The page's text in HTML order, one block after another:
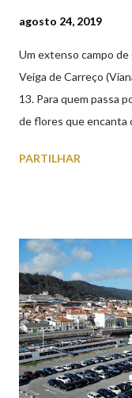
agosto 24, 2019
Um extenso campo de
Veiga de Carreço
13. Para quem passa
de flores que encanta
aproveite a paisagem
PARTILHAR